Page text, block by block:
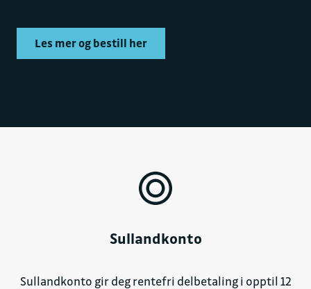
modellene av typen hybrid og bensin- og dieselbiler.
mange ulike modeller: plug-in hybrid, elbiler, SUV,
stasjonsvogn, sedan og firehjulstrekk. Ønsker du å
prøvekjøre kan du enkelt bestille time på våre
Les mer og bestill her
Sullandkonto
Sullandkonto gir deg rentefri delbetaling i opptil 12